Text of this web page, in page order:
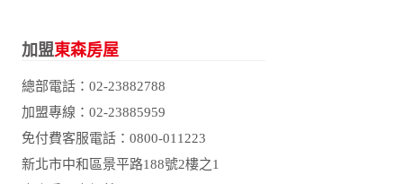
加盟東森房屋
總部電話： 02-23882788
加盟專線： 02-23885959
免付費客服電話： 0800-011223
新北市中和區景平路188號2樓之1